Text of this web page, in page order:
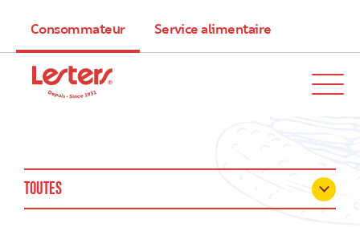
Consommateur Service alimentaire
TOUTES